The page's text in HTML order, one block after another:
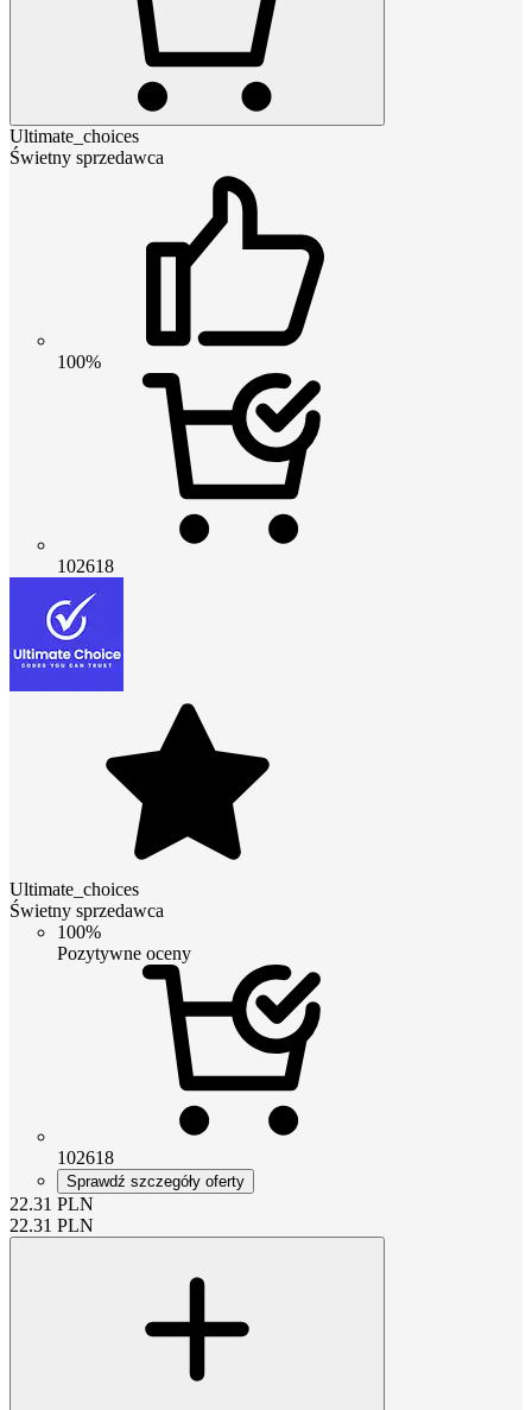
Ultimate_choices
Świetny sprzedawca
100%
102618
Ultimate_choices
Świetny sprzedawca
100%
Pozytywne oceny
102618
Sprawdź szczegóły oferty
22.31 PLN
22.31 PLN